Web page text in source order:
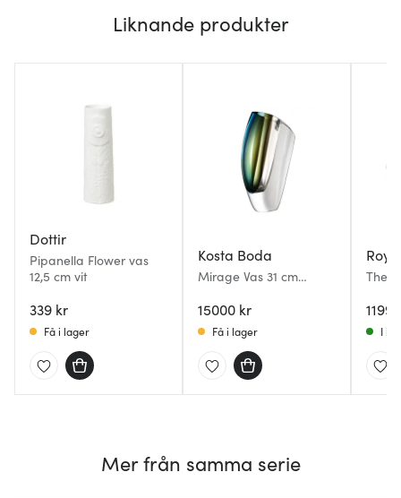
Liknande produkter
Dottir
Pipanella Flower vas
12,5 cm vit
339 kr
Få i lager
Kosta Boda
Mirage Vas 31 cm
15000 kr
Få i lager
The
1199
I
Mer från samma serie